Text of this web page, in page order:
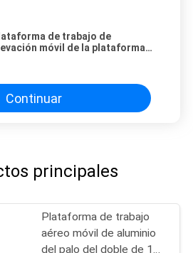
de trabajo de
móvil de la plataforma
Continuar
principales
Plataforma de trabajo
aéreo móvil de aluminio
del palo del doble de 14